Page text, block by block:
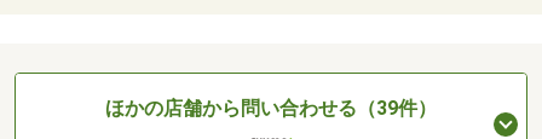
ほかの店舗から問い合わせる（39件）